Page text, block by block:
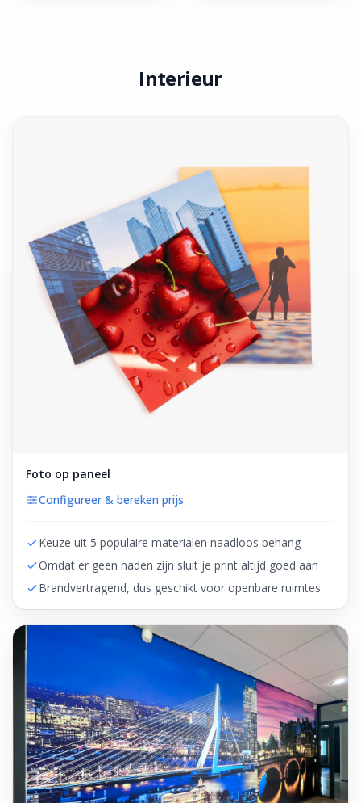
Interieur
Foto op paneel
Configureer & bereken prijs
Keuze uit 5 populaire materialen naadloos behang
Omdat er geen naden zijn sluit je print altijd goed aan
Brandvertragend, dus geschikt voor openbare ruimtes